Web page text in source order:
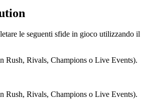
le seguenti sfide in gioco utilizzando
Rush, Rivals, Champions o Live Events).
Rush, Rivals, Champions o Live Events).